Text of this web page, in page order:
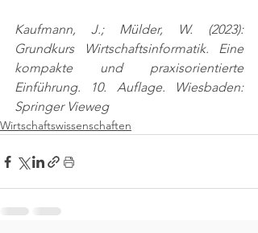
Kaufmann, J.; Mülder, W. (2023):
Grundkurs Wirtschaftsinformatik. Eine
kompakte und praxisorientierte
Einführung. 10. Auflage. Wiesbaden:
Springer Vieweg
Wirtschaftswissenschaften